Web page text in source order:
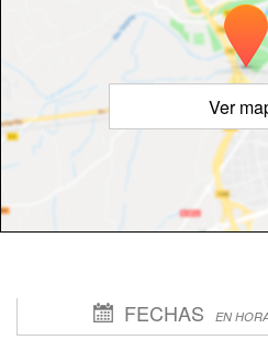
Ver
FECHAS EN